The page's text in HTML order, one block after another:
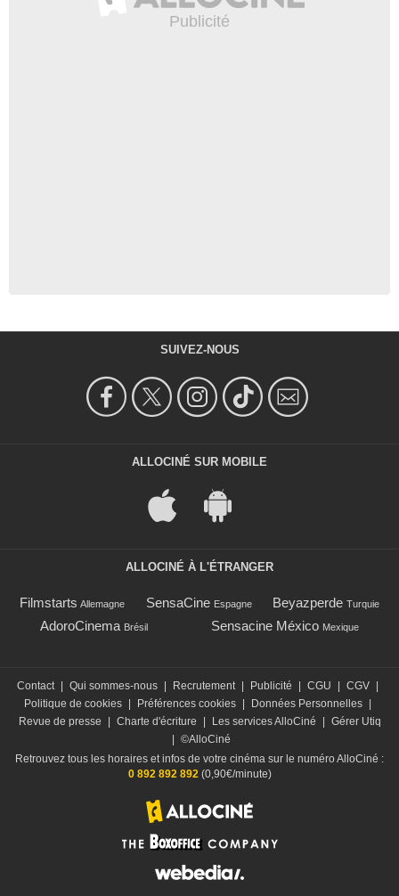
SUIVEZ-NOUS
ALLOCINÉ SUR MOBILE
ALLOCINÉ À L'ÉTRANGER
Filmstarts Allemagne SensaCine Espagne Beyazperde Turquie
AdoroCinema Brésil Sensacine México Mexique
Contact Qui sommes-nous Recrutement Publicité CGU CGV
Politique de cookies
Préférences cookies Données Personnelles
Revue de presse
Charte d'écriture Les services AlloCiné
Gérer Utiq
©AlloCiné
Retrouvez tous les horaires et infos de votre cinéma sur le numéro AlloCiné :
0 892 892 892(0,90€/minute)